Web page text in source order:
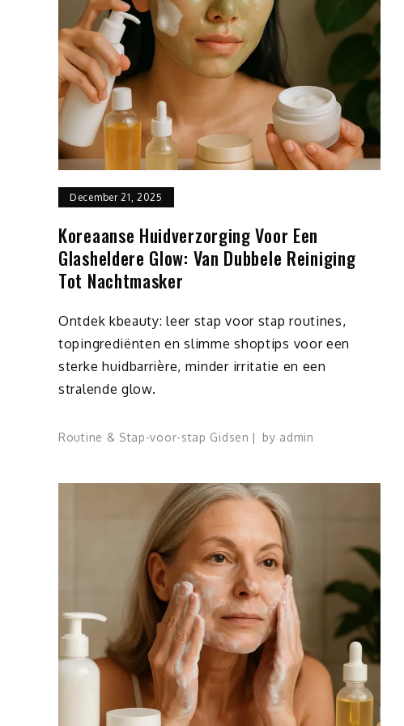
December 21, 2025
Koreaanse Huidverzorging Voor Een
Glasheldere Glow: Van Dubbele Reiniging
Tot Nachtmasker
Ontdek kbeauty: leer stap voor stap routines,
topingrediënten en slimme shoptips voor een
sterke huidbarrière, minder irritatie en een
stralende glow.
Routine & Stap-voor-stap Gidsen by admin